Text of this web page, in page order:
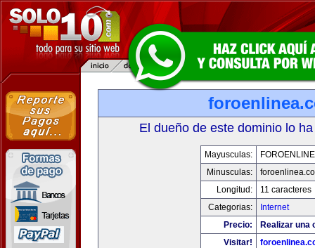
El dueño de este dominio lo
Mayusculas:
Minusculas:
Longitud:
11 caracteres
Categorias:
Internet
Precio:
Realizar una
Visitar!